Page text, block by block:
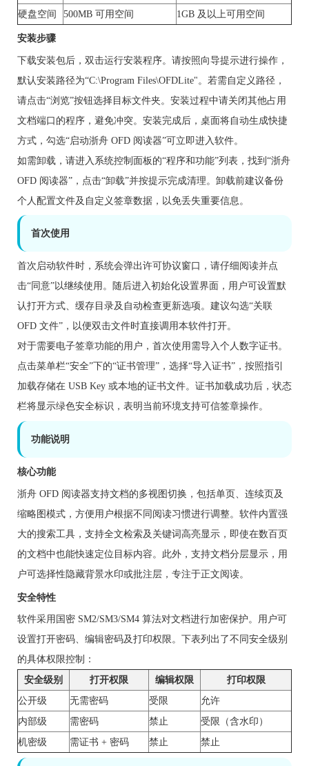
硬盘空间
500MB 可用空间 1GB 及以上可用空间
安装步骤
下载安装包后，双击运行安装程序。请按照向导提示进行操作，
默认安装路径为“C:\Program Files\OFDLite"。若需自定义路径，
请点击“浏览”按钮选择目标文件夹。安装过程中请关闭其他占用
文档端口的程序，避免冲突。安装完成后，桌面将自动生成快捷
方式，勾选“启动浙舟 OFD 阅读器”可立即进入软件。
如需卸载，请进入系统控制面板的“程序和功能”列表，找到“浙舟
OFD 阅读器”，点击“卸载”并按提示完成清理。卸载前建议备份
个人配置文件及自定义签章数据，以免丢失重要信息。
首次使用
首次启动软件时，系统会弹出许可协议窗口，请仔细阅读并点
击“同意”以继续使用。随后进入初始化设置界面，用户可设置默
认打开方式、缓存目录及自动检查更新选项。建议勾选“关联
OFD 文件”，以便双击文件时直接调用本软件打开。
对于需要电子签章功能的用户，首次使用需导入个人数字证书。
点击菜单栏“安全”下的“证书管理”，选择“导入证书”，按照指引
加载存储在 USB Key 或本地的证书文件。证书加载成功后，状态
栏将显示绿色安全标识，表明当前环境支持可信签章操作。
功能说明
核心功能
浙舟 OFD 阅读器支持文档的多视图切换，包括单页、连续页及
缩略图模式，方便用户根据不同阅读习惯进行调整。软件内置强
大的搜索工具，支持全文检索及关键词高亮显示，即使在数百页
的文档中也能快速定位目标内容。此外，支持文档分层显示，用
户可选择性隐藏背景水印或批注层，专注于正文阅读。
安全特性
软件采用国密 SM2/SM3/SM4 算法对文档进行加密保护。用户可
设置打开密码、编辑密码及打印权限。下表列出了不同安全级别
的具体权限控制：
安全级别
打开权限 编辑权限
打印权限
公开级
无需密码 受限
允许
内部级
需密码 禁止
受限（含水印）
机密级
需证书 + 密码 禁止 禁止